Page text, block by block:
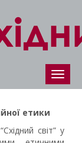
етики
світ” у